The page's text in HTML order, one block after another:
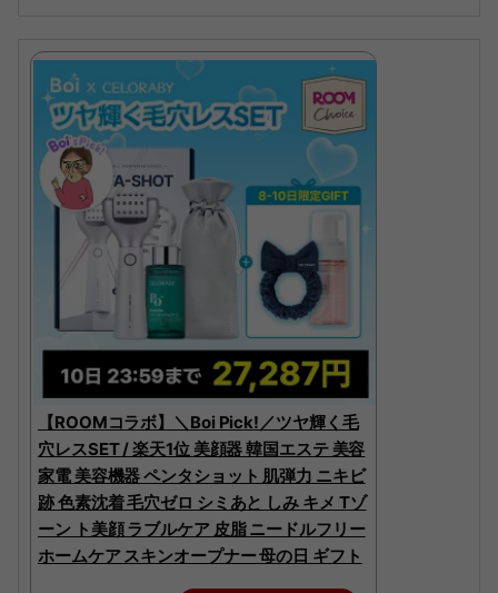
【ROOMコラボ】＼Boi Pick!／ツヤ輝く毛
穴レスSET / 楽天1位 美顔器 韓国エステ 美容
家電 美容機器 ペンタショット 肌弾力 ニキビ
跡 色素沈着 毛穴ゼロ シミあと しみ キメ Tゾ
ーン ト美顔 ラブルケア 皮脂 ニードルフリー
ホームケア スキンオープナー 母の日 ギフト